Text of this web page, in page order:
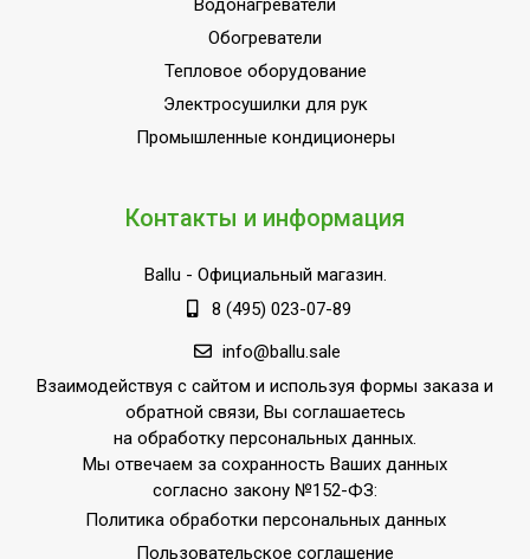
Водонагреватели
Обогреватели
Тепловое оборудование
Электросушилки для рук
Промышленные кондиционеры
Контакты и информация
Ballu - Официальный магазин.
8 (495) 023-07-89
info@ballu.sale
Взаимодействуя с сайтом и используя формы заказа и
обратной связи, Вы соглашаетесь
на обработку персональных данных.
Мы отвечаем за сохранность Ваших данных
согласно закону №152-ФЗ:
Политика обработки персональных данных
Пользовательское соглашение